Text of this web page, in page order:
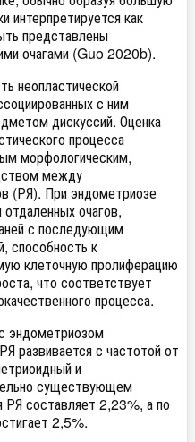
интерпретируется как
представлены
очагами (Guo 2020b).
неопластической
с ним
дискуссий. Оценка
процесса
морфологическим,
между
(РЯ). При эндометриозе
очагов,
с последующим
способность к
клеточную пролиферацию
что соответствует
процесса.
эндометриозом
развивается с частотой от
и
существующем
РЯ составляет 2,23%, а по
2,5%.